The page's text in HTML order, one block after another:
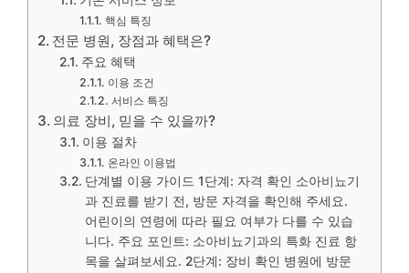
핵심 특징
전문 병원, 장점과 혜택은?
주요 혜택
이용 조건
서비스 특징
의료 장비, 믿을 수 있을까?
이용 절차
온라인 이용법
단계별 이용 가이드 1단계: 자격 확인 소아비뇨기
과 진료를 받기 전, 방문 자격을 확인해 주세요.
어린이의 연령에 따라 필요 여부가 다를 수 있습
니다. 주요 포인트: 소아비뇨기과의 특화 진료 항
목을 살펴보세요. 2단계: 장비 확인 병원에 방문